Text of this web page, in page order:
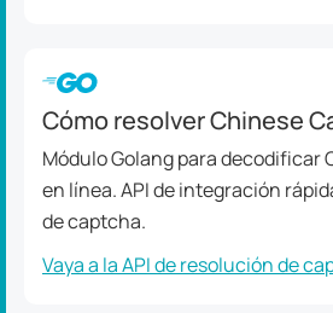
Cómo resolver Chinese
Módulo Golang para decodificar
en línea. API de integración
de captcha.
Vaya a la API de resolución de